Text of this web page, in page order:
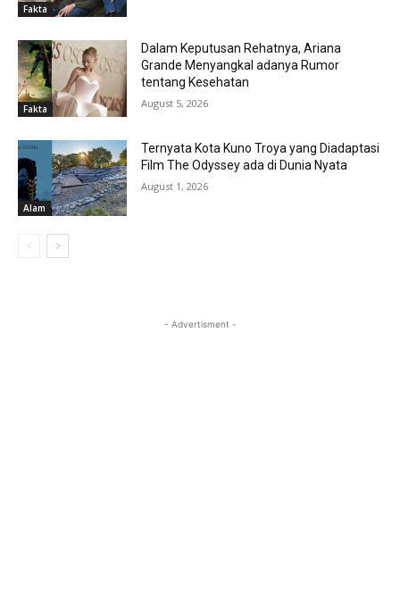
Fakta
Fakta
Dalam Keputusan Rehatnya, Ariana
Grande Menyangkal adanya Rumor
tentang Kesehatan
August 5, 2026
Alam
Ternyata Kota Kuno Troya yang Diadaptasi
Film The Odyssey ada di Dunia Nyata
August 1, 2026
- Advertisment -